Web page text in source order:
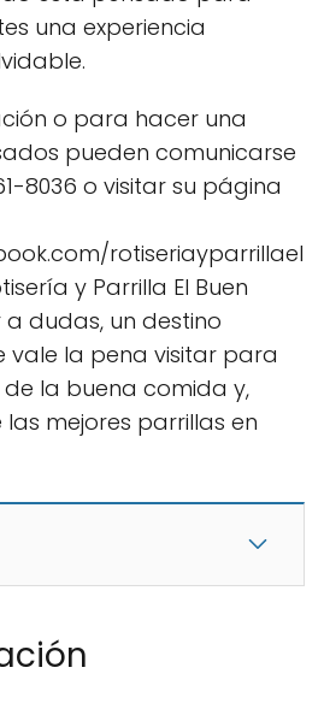
una experiencia
o para hacer una
pueden comunicarse
8036 o visitar su página
rotiseriayparrillael
y Parrilla El Buen
a dudas, un destino
vale la pena visitar para
la buena comida y,
mejores parrillas en